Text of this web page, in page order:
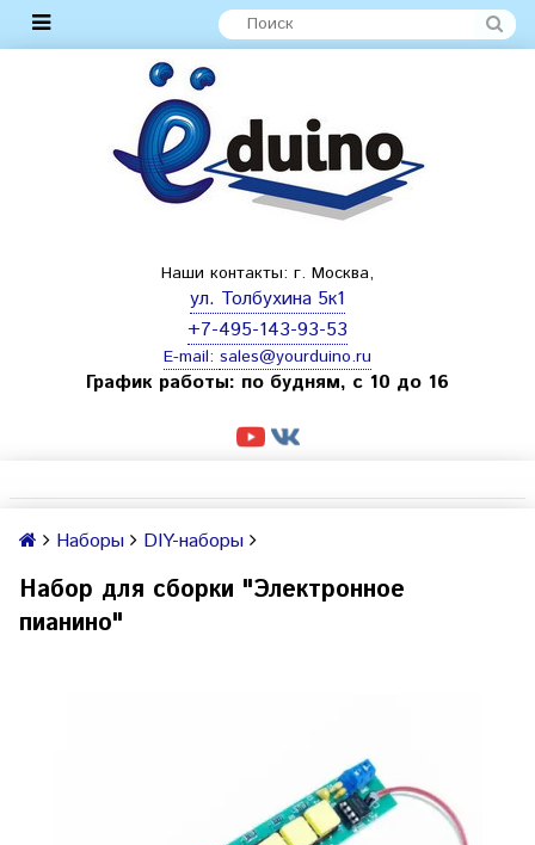
Наши контакты: г. Москва,
ул. Толбухина 5к1
+7-495-143-93-53
E-mail: sales@yourduino.ru
График работы: по будням, с 10 до 16
Наборы DIY-наборы
Набор для сборки "Электронное
пианино"